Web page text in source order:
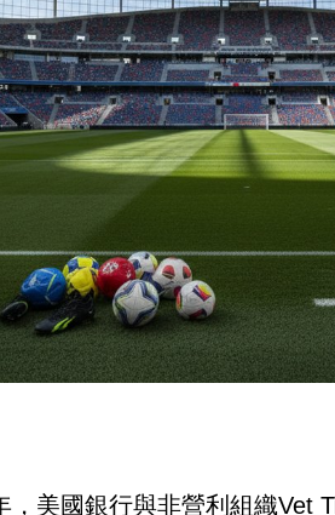
美國銀行與非營利組織Vet